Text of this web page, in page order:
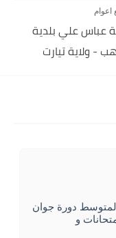
اعوام
عباس علي بلدية
- ولاية تيارت
المتوسط دورة جوان
و